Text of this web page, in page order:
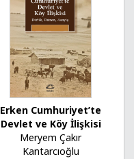
Erken Cumhuriyet’te
Devlet ve Köy İlişkisi
Meryem Çakır
Kantarcıoğlu